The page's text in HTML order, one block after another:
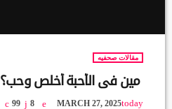
مقالات صحفيه
مين في الأحبة أخلص وحب؟
today
MARCH 27, 2025
99 8